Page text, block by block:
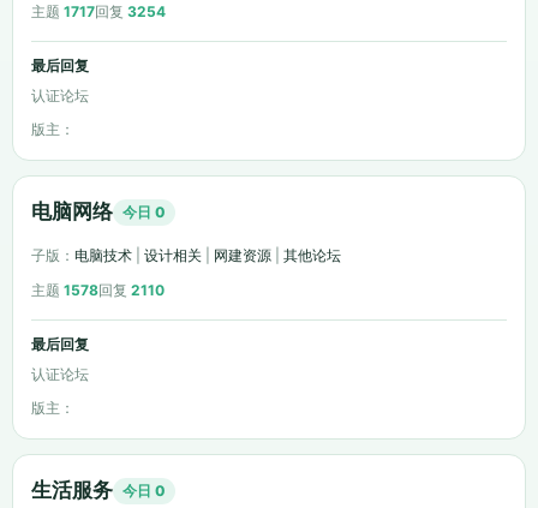
主题 1717回复 3254
最后回复
认证论坛
版主：
电脑网络 今日 0
子版： 电脑技术 设计相关 网建资源
其他论坛
主题 1578回复 2110
最后回复
认证论坛
版主：
生活服务 今日 0